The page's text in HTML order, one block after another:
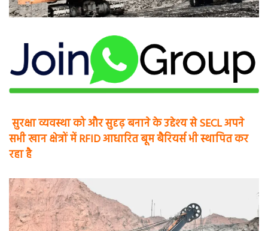
सुरक्षा व्यवस्था को और सुदृढ़ बनाने के उद्देश्य से SECL अपने
सभी खान क्षेत्रों में RFID आधारित बूम बैरियर्स भी स्थापित कर
रहा है